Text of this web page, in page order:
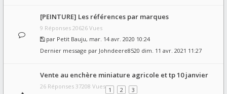
[PEINTURE] Les références par marques
9 Réponses 20626 Vues
par Petit Bauju, mar. 14 avr. 2020 10:24
Dernier message par Johndeere8520 dim. 11 avr. 2021 11:27
Vente au enchère miniature agricole et tp 10 janvier
26 Réponses 37208 Vues 1 2
3